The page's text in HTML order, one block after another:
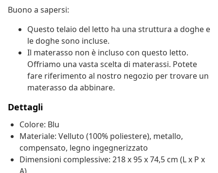
Buono a sapersi:
Questo telaio del letto ha una struttura a doghe e
le doghe sono incluse.
Il materasso non è incluso con questo letto.
Offriamo una vasta scelta di materassi. Potete
fare riferimento al nostro negozio per trovare un
materasso da abbinare.
Dettagli
Colore: Blu
Materiale: Velluto (100% poliestere), metallo,
compensato, legno ingegnerizzato
Dimensioni complessive: 218 x 95 x 74,5 cm (L x P x